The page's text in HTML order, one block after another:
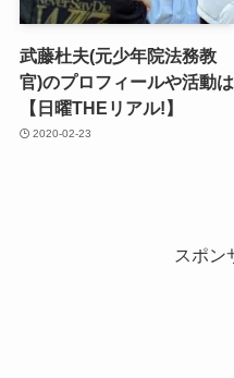
武藤杜夫(元少年院法務教
官)のプロフィールや活動は
【日曜THEリアル!】
2020-02-23
スポン